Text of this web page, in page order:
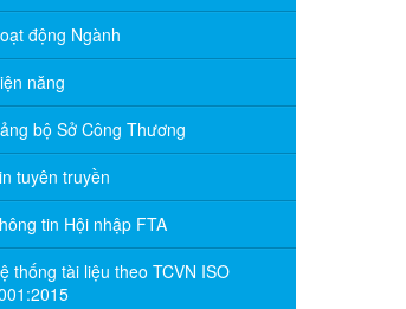
động Ngành
năng
bộ Sở Công Thương
tuyên truyền
tin Hội nhập FTA
thống tài liệu theo TCVN ISO